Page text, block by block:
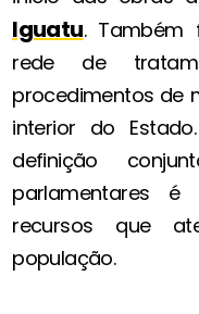
Iguatu.
rede de
procedimentos de
interior do
definição
parlamentares é
recursos que
população.